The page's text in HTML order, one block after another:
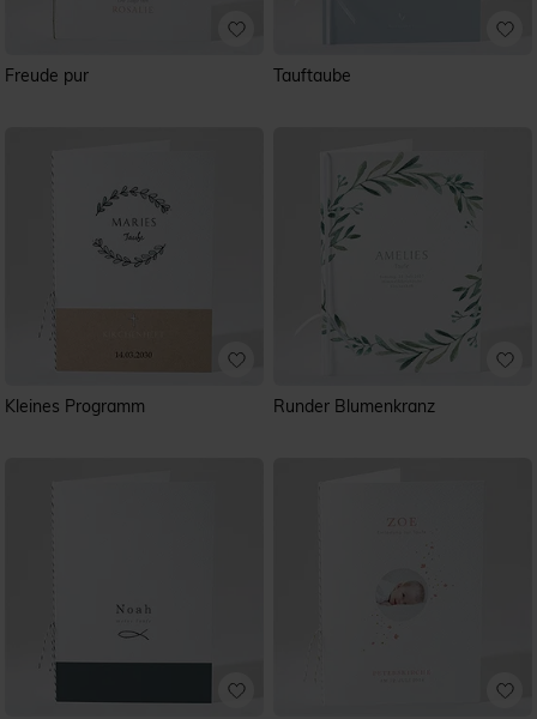
Freude pur Tauftaube
Kleines Programm Runder Blumenkranz